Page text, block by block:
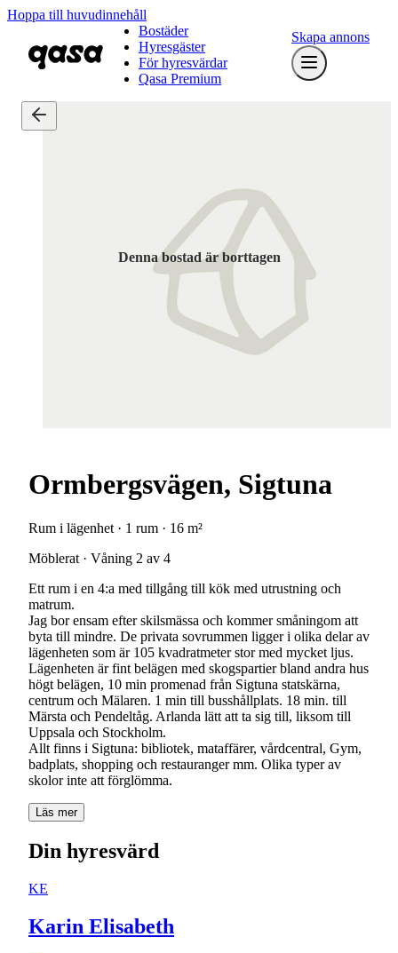
Hoppa till huvudinnehåll
Bostäder
Hyresgäster
För hyresvärdar
Qasa Premium
Skapa annons
Denna bostad är borttagen
Ormbergsvägen, Sigtuna
Rum i lägenhet · 1 rum · 16 m²
Möblerat · Våning 2 av 4
Ett rum i en 4:a med tillgång till kök med utrustning och
matrum.
Jag bor ensam efter skilsmässa och kommer småningom att
byta till mindre. De privata sovrummen ligger i olika delar av
lägenheten som är 105 kvadratmeter stor med mycket ljus.
Lägenheten är fint belägen med skogspartier bland andra hus
högt belägen, 10 min promenad från Sigtuna statskärna,
centrum och Mälaren. 1 min till busshållplats. 18 min. till
Märsta och Pendeltåg. Arlanda lätt att ta sig till, liksom till
Uppsala och Stockholm.
Allt finns i Sigtuna: bibliotek, mataffärer, vårdcentral, Gym,
badplats, shopping och restauranger mm. Olika typer av
skolor inte att förglömma.
Läs mer
Din hyresvärd
KE
Karin Elisabeth